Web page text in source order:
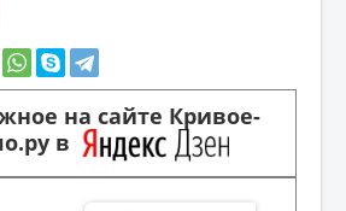
на сайте Кривое-
в